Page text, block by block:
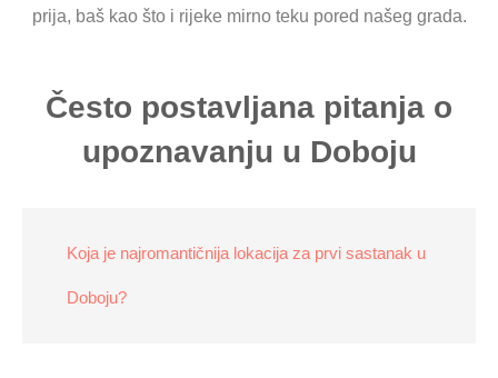
prija, baš kao što i rijeke mirno teku pored našeg grada.
Često postavljana pitanja o
upoznavanju u Doboju
Koja je najromantičnija lokacija za prvi sastanak u
Doboju?